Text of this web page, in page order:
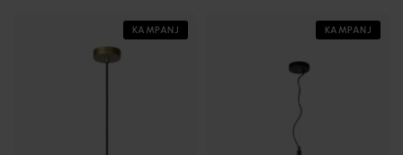
KAMPANJ KAMPANJ